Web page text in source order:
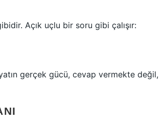
Açık uçlu bir soru gibi çalışır:
gerçek gücü, cevap vermekte değil,